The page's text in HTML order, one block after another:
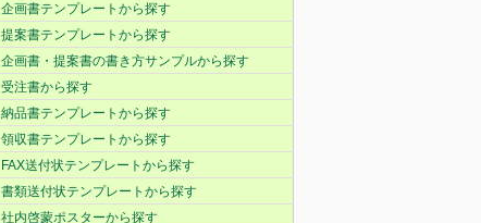
企画書テンプレートから探す
提案書テンプレートから探す
企画書・提案書の書き方サンプルから探す
受注書から探す
納品書テンプレートから探す
領収書テンプレートから探す
FAX送付状テンプレートから探す
書類送付状テンプレートから探す
社内啓蒙ポスターから探す